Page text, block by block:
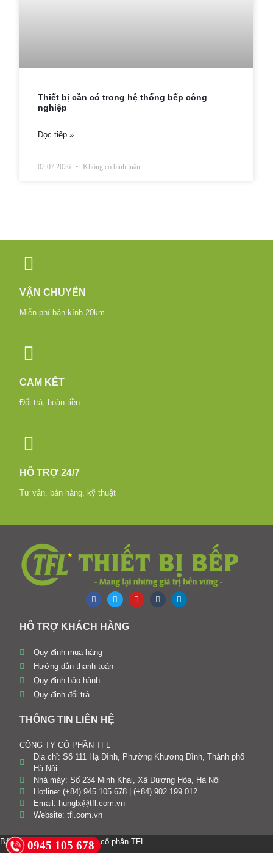
Thiết bị cần có trong hệ thống bếp công
nghiệp
Đọc tiếp »
02.07.2026 Không có bình luận
VẬN CHUYỂN
Miễn phí bán kính 20km
CAM KẾT
Đổi trả, hoàn tiền
HỖ TRỢ 24/7
Tư vấn, bán hàng, kỹ thuật
HỖ TRỢ KHÁCH HÀNG
Quy định mua hàng
Hướng dẫn thanh toán
Quy định bảo hành
Quy định đổi trả
THÔNG TIN LIÊN HỆ
CÔNG TY CỔ PHẦN TFL
Địa chỉ: Số 111 Hạ Đình, Phường Khương Đình, Thành phố
Hà Nội
Nhà máy: Số 234 Minh Khai, Xã Dương Hòa, Hà Nội
Hotline: (+84) 945 105 678 | (+84) 902 199 012
Email: hunglx@tfl.com.vn
Website: tfl.com.vn
Bản quyền © 2024. Công ty cổ phần TFL.
0945 105 678